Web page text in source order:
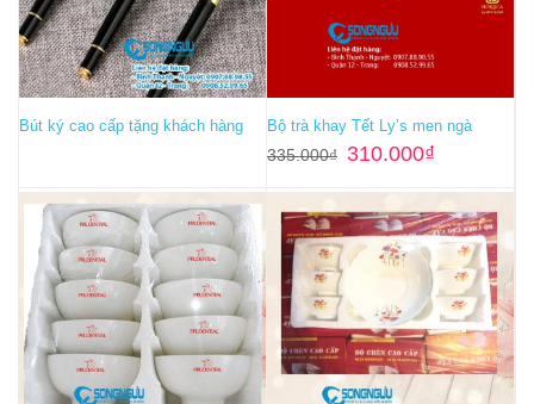
Bút ký cao cấp tặng khách hàng Bộ trà khay Tết Ly’s men ngà
335.000₫ Giá
gốc
310.000₫
310.000₫.